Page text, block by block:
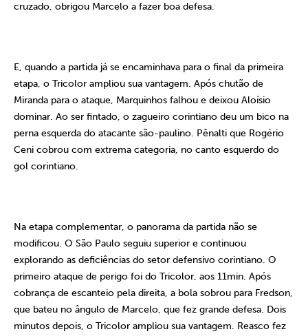
cruzado, obrigou Marcelo a fazer boa defesa.
E, quando a partida já se encaminhava para o final da primeira
etapa, o Tricolor ampliou sua vantagem. Após chutão de
Miranda para o ataque, Marquinhos falhou e deixou Aloísio
dominar. Ao ser fintado, o zagueiro corintiano deu um bico na
perna esquerda do atacante são-paulino. Pênalti que Rogério
Ceni cobrou com extrema categoria, no canto esquerdo do
gol corintiano.
Na etapa complementar, o panorama da partida não se
modificou. O São Paulo seguiu superior e continuou
explorando as deficiências do setor defensivo corintiano. O
primeiro ataque de perigo foi do Tricolor, aos 11min. Após
cobrança de escanteio pela direita, a bola sobrou para Fredson,
que bateu no ângulo de Marcelo, que fez grande defesa. Dois
minutos depois, o Tricolor ampliou sua vantagem. Reasco fez